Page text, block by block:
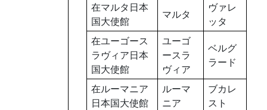
在マルタ日本
国大使館
マルタ
ヴァレ
ッタ
在ユーゴース
ラヴィア日本
国大使館
ユーゴ
ースラ
ヴィア
ベルグ
ラード
在ルーマニア
日本国大使館
ルーマ
ニア
ブカレ
スト